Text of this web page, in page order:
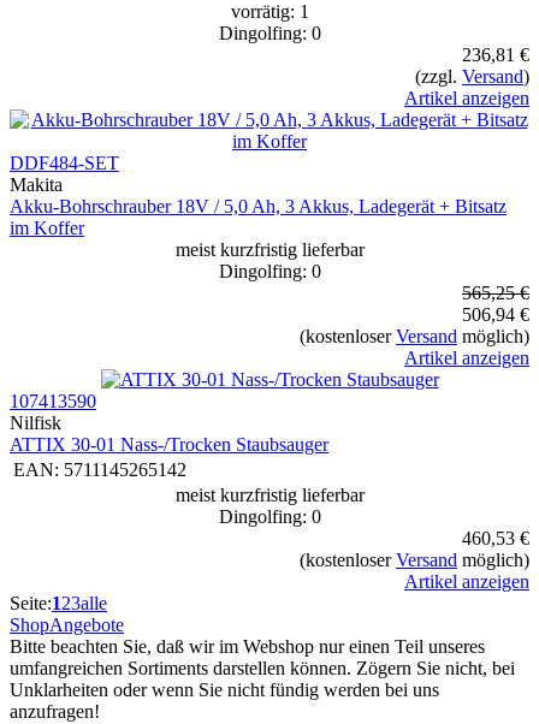
vorrätig: 1
Dingolfing: 0
236,81 €
(zzgl. Versand)
Artikel anzeigen
DDF484-SET
Makita
Akku-Bohrschrauber 18V / 5,0 Ah, 3 Akkus, Ladegerät + Bitsatz
im Koffer
meist kurzfristig lieferbar
Dingolfing: 0
565,25 €
506,94 €
(kostenloserVersand möglich)
Artikel anzeigen
107413590
Nilfisk
ATTIX 30-01 Nass-/Trocken Staubsauger
EAN: 5711145265142
meist kurzfristig lieferbar
Dingolfing: 0
460,53 €
(kostenloserVersand möglich)
Artikel anzeigen
Seite:123alle
ShopAngebote
Bitte beachten Sie, daß wir im Webshop nur einen Teil unseres
umfangreichen Sortiments darstellen können. Zögern Sie nicht, bei
Unklarheiten oder wenn Sie nicht fündig werden bei uns
anzufragen!